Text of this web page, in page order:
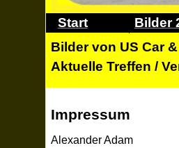
Start Bilder
Bilder von US Car
Aktuelle Treffen /
Impressum
Alexander Adam